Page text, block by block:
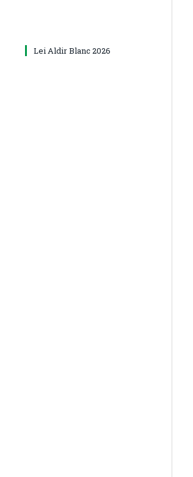
Lei Aldir Blanc 2026